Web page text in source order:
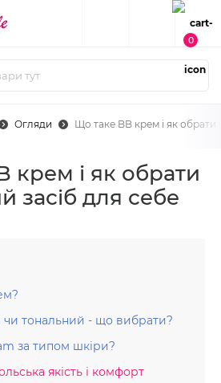
0
Огляди Що таке BB крем і як обрати
крем і як обрати
засіб для себе
чи тональний - що вибрати?
за типом шкіри?
якість і комфорт